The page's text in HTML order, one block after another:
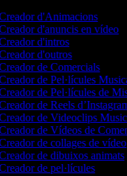
d'Animacions
d'anuncis en vídeo
d'intros
d'outros
de Comercials
de Pel·lícules
de Pel·lícules de
de Reels d’Instagram
de Videoclips
de Vídeos de
de collages de vídeo
de dibuixos animats
de pel·lícules